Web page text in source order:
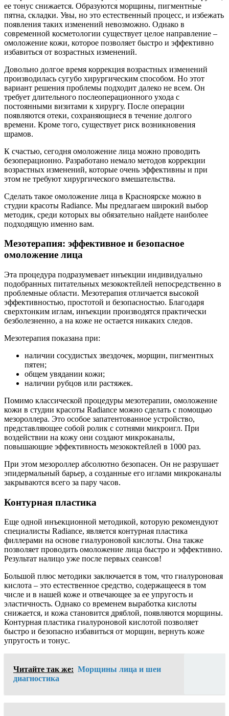
ее тонус снижается. Образуются морщины, пигментные
пятна, складки. Увы, но это естественный процесс, и избежать
появления таких изменений невозможно. Однако в
современной косметологии существует целое направление –
омоложение кожи, которое позволяет быстро и эффективно
избавиться от возрастных изменений.
Довольно долгое время коррекция возрастных изменений
производилась сугубо хирургическим способом. Но этот
вариант решения проблемы подходит далеко не всем. Он
требует длительного послеоперационного ухода с
постоянными визитами к хирургу. После операции
появляются отеки, сохраняющиеся в течение долгого
времени. Кроме того, существует риск возникновения
шрамов.
К счастью, сегодня омоложение лица можно проводить
безоперационно. Разработано немало методов коррекции
возрастных изменений, которые очень эффективны и при
этом не требуют хирургического вмешательства.
Сделать такое омоложение лица в Красноярске можно в
студии красоты Radiance. Мы предлагаем широкий выбор
методик, среди которых вы обязательно найдете наиболее
подходящую именно вам.
Мезотерапия: эффективное и безопасное
омоложение лица
Эта процедура подразумевает инъекции индивидуально
подобранных питательных мезококтейлей непосредственно в
проблемные области. Мезотерапия отличается высокой
эффективностью, простотой и безопасностью. Благодаря
сверхтонким иглам, инъекции производятся практически
безболезненно, а на коже не остается никаких следов.
Мезотерапия показана при:
наличии сосудистых звездочек, морщин, пигментных
пятен;
общем увядании кожи;
наличии рубцов или растяжек.
Помимо классической процедуры мезотерапии, омоложение
кожи в студии красоты Radiance можно сделать с помощью
мезороллера. Это особое запатентованное устройство,
представляющее собой ролик с сотнями микроигл. При
воздействии на кожу они создают микроканалы,
повышающие эффективность мезококтейлей в 1000 раз.
При этом мезороллер абсолютно безопасен. Он не разрушает
эпидермальный барьер, а созданные его иглами микроканалы
закрываются всего за пару часов.
Контурная пластика
Еще одной инъекционной методикой, которую рекомендуют
специалисты Radiance, является контурная пластика
филлерами на основе гиалуроновой кислоты. Она также
позволяет проводить омоложение лица быстро и эффективно.
Результат налицо уже после первых сеансов!
Большой плюс методики заключается в том, что гиалуроновая
кислота – это естественное средство, содержащееся в том
числе и в нашей коже и отвечающее за ее упругость и
эластичность. Однако со временем выработка кислоты
снижается, и кожа становится дряблой, появляются морщины.
Контурная пластика гиалуроновой кислотой позволяет
быстро и безопасно избавиться от морщин, вернуть коже
упругость и тонус.
Читайте так же: Морщины лица и шеи
диагностика